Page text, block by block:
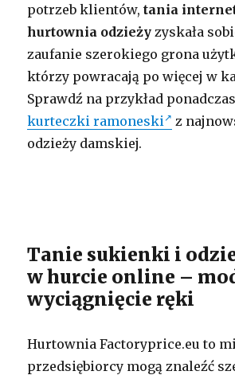
potrzeb klientów,tania
hurtownia odzieży zyskała
zaufanie szerokiego grona
którzy powracają po więcej w
Sprawdź na przykład
kurteczki ramoneski
z
odzieży damskiej.
Tanie sukienki i
w hurcie online –
wyciągnięcie ręki
Hurtownia Factoryprice.eu to
przedsiębiorcy mogą znaleźć